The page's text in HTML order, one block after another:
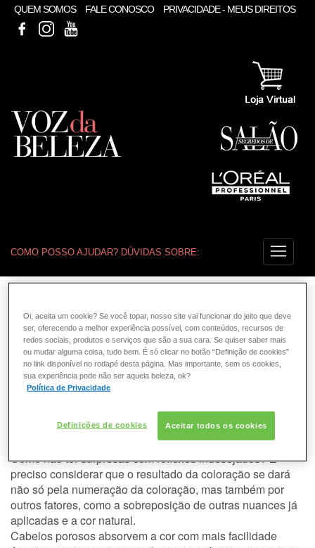
QUEM SOMOS FALE CONOSCO
PRIVACIDADE - MEUS DIREITOS
FACEBOOKINSTAGRAM
COMO POSSO AJUDAR? DÚVIDAS SOBRE:
COLORAÇÃO
CABELO
CONSULTORIA DE PRODUTOS L'ORÉAL
PROFESSIONNEL
Por que meu cabelo ficou cinza
após o uso da tintura?
Pintar o cabelo e ter resultados indesejados, infelizmente,
é o caso de algumas mulheres. Não entender como se dá
pode trazer frustração na hora de
mudar o visual e revelar reflexos que você não queria,
, por exemplo.
Como não ter surpresas comreflexosindesejados? É
preciso considerar que o resultado da coloração se dará
não só pela numeração da coloração, mas também por
outros fatores, como a sobreposição de outras nuances já
aplicadas e a cor natural.
Cabelos porosos absorvem a cor com mais facilidade
Oi, aceita um cookie? Se você topar, nosso site vai funcionar do jeito que deve
ser, oferecendo a melhor experiência possível, com conteúdos, recursos de
redes sociais, produtos e serviços que são a sua cara. Se quiser saber mais
ou mudar alguma coisa, tudo bem. É só clicar no botão “Definição de cookies”
no link disponível no rodapé desta página. Mas importante, sem os cookies,
sua experiência pode não ser aquela beleza, ok?
Política de Privacidade
Definições de cookies Aceitar todos os cookies